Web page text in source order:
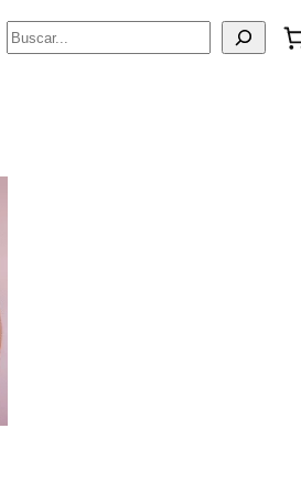
Buscar